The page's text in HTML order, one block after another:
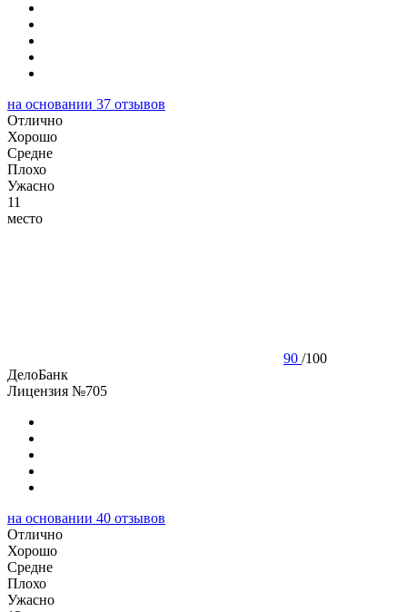
на основании 37 отзывов
Отлично
Хорошо
Cредне
Плохо
Ужасно
11
место
90 /100
ДелоБанк
Лицензия №705
на основании 40 отзывов
Отлично
Хорошо
Cредне
Плохо
Ужасно